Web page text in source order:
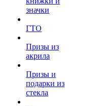
значки
ГТО
Призы из
акрила
Призы и
подарки из
стекла